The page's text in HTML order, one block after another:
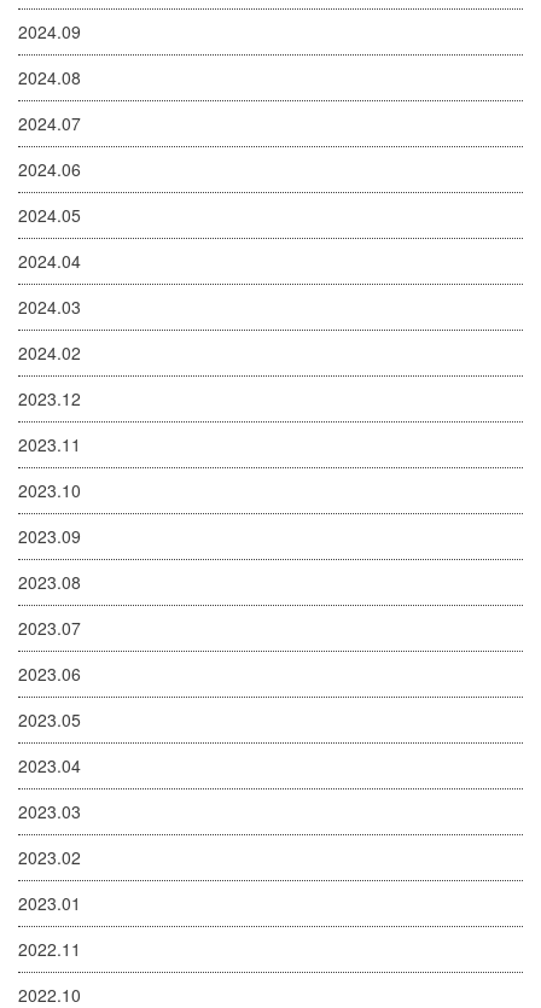
2024.09
2024.08
2024.07
2024.06
2024.05
2024.04
2024.03
2024.02
2023.12
2023.11
2023.10
2023.09
2023.08
2023.07
2023.06
2023.05
2023.04
2023.03
2023.02
2023.01
2022.11
2022.10